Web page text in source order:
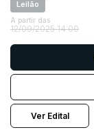
R$
Leilão
A partir das
12/09/2025 14:00
Ver Edital